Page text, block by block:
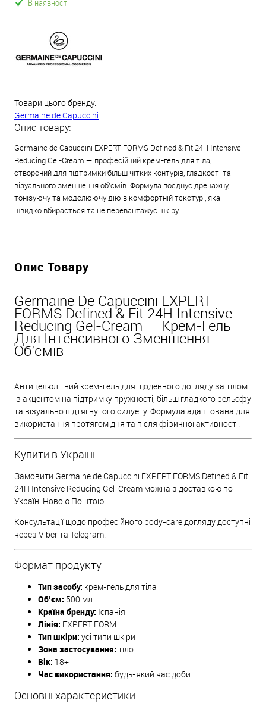
Товари цього бренду:
Germaine de Capuccini
Опис товару:
Germaine de Capuccini EXPERT FORMS Defined & Fit 24H Intensive
Reducing Gel-Cream — професійний крем-гель для тіла,
створений для підтримки більш чітких контурів, гладкості та
візуального зменшення об’ємів. Формула поєднує дренажну,
тонізуючу та моделюючу дію в комфортній текстурі, яка
швидко вбирається та не перевантажує шкіру.
Опис Товару
Germaine De Capuccini EXPERT
FORMS Defined & Fit 24H Intensive
Reducing Gel-Cream — Крем-Гель
Для Інтенсивного Зменшення
Об’ємів
Антицелюлітний крем-гель для щоденного догляду за тілом
із акцентом на підтримку пружності, більш гладкого рельєфу
та візуально підтягнутого силуету. Формула адаптована для
використання протягом дня та після фізичної активності.
Купити в Україні
Замовити Germaine de Capuccini EXPERT FORMS Defined & Fit
24H Intensive Reducing Gel-Cream можна з доставкою по
Україні Новою Поштою.
Консультації щодо професійного body-care догляду доступні
через Viber та Telegram.
Формат продукту
Тип засобу: крем-гель для тіла
Об’єм: 500 мл
Країна бренду: Іспанія
Лінія: EXPERT FORM
Тип шкіри: усі типи шкіри
Зона застосування: тіло
Вік: 18+
Час використання: будь-який час доби
Основні характеристики